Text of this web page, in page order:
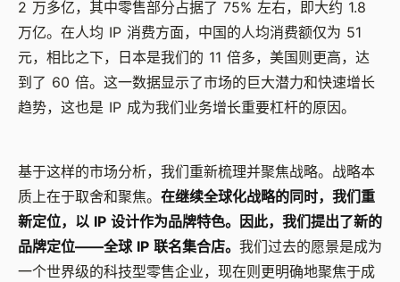
2 万多亿，其中零售部分占据了 75% 左右，即大约 1.8
万亿。在人均 IP 消费方面，中国的人均消费额仅为 51
元，相比之下，日本是我们的 11 倍多，美国则更高，达
到了 60 倍。这一数据显示了市场的巨大潜力和快速增长
趋势，这也是 IP 成为我们业务增长重要杠杆的原因。
基于这样的市场分析，我们重新梳理并聚焦战略。战略本
质上在于取舍和聚焦。 在继续全球化战略的同时，我们重
新定位，以 IP 设计作为品牌特色。因此，我们提出了新的
品牌定位——全球 IP 联名集合店。 我们过去的愿景是成为
一个世界级的科技型零售企业，现在则更明确地聚焦于成